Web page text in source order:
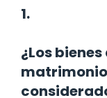
1.
¿Los